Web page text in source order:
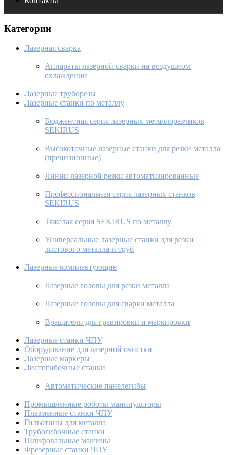
Категории
Лазерная сварка
Аппараты лазерной сварки на воздушном
охлаждении
Лазерные труборезы
Лазерные станки по металлу
Бюджентная серия лазерных металлорезчиков
SEKIRUS
Высокоточные лазерные станки для резки металла
(прецизионные)
Линии лазерной резки автоматизированные
Профессиональная серия лазерных станков
SEKIRUS
Тяжелая серия SEKIRUS по металлу
Универсальные лазерные станки для резки
листового металла и труб
Лазерные комплектующие
Лазерные головы для резки металла
Лазерные головы для сварки металла
Вращатели для гравировки и маркировки
Лазерные станки ЧПУ
Оборудование для лазерной очистки
Лазерные маркеры
Листогибочные станки
Автоматические панелегибы
Промышленные роботы манипуляторы
Плазменные станки ЧПУ
Гильотины для металла
Трубогибочные станки
Шлифовальные машины
Фрезерные станки ЧПУ